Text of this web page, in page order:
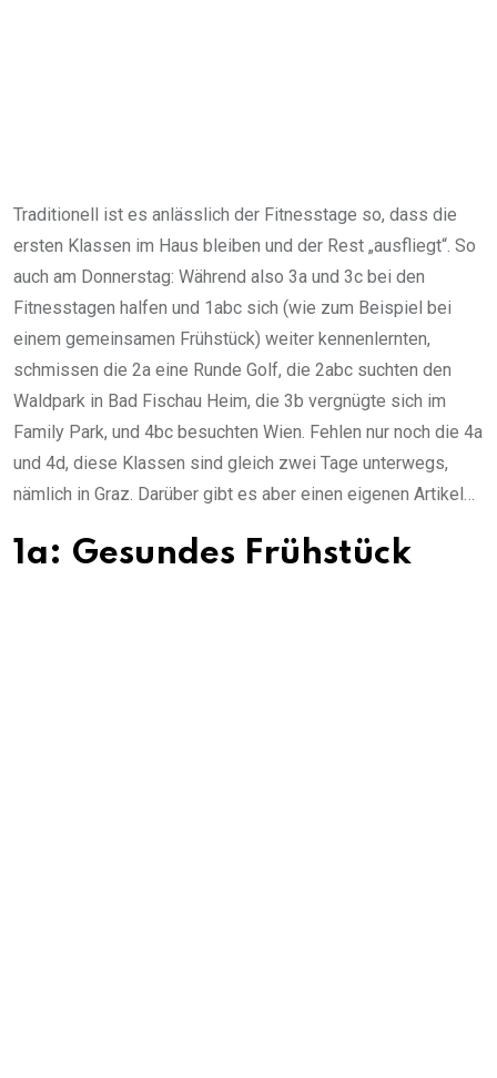
Traditionell ist es anlässlich der Fitnesstage so, dass die
ersten Klassen im Haus bleiben und der Rest „ausfliegt“. So
auch am Donnerstag: Während also 3a und 3c bei den
Fitnesstagen halfen und 1abc sich (wie zum Beispiel bei
einem gemeinsamen Frühstück) weiter kennenlernten,
schmissen die 2a eine Runde Golf, die 2abc suchten den
Waldpark in Bad Fischau Heim, die 3b vergnügte sich im
Family Park, und 4bc besuchten Wien. Fehlen nur noch die 4a
und 4d, diese Klassen sind gleich zwei Tage unterwegs,
nämlich in Graz. Darüber gibt es aber einen eigenen Artikel…
1a: Gesundes Frühstück